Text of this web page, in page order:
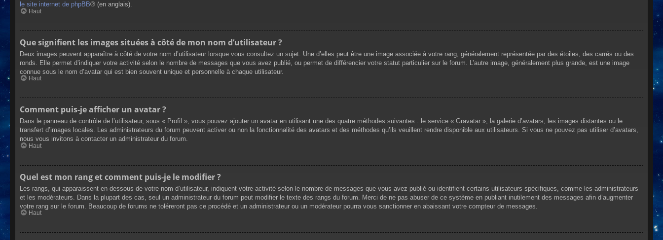
le site internet de phpBB® (en anglais).
Haut
Que signifient les images situées à côté de mon nom d’utilisateur ?
Deux images peuvent apparaître à côté de votre nom d’utilisateur lorsque vous consultez un sujet. Une d’elles peut être une image associée à votre rang, généralement représentée par des étoiles, des carrés ou des
ronds. Elle permet d’indiquer votre activité selon le nombre de messages que vous avez publié, ou permet de différencier votre statut particulier sur le forum. L’autre image, généralement plus grande, est une image
connue sous le nom d’avatar qui est bien souvent unique et personnelle à chaque utilisateur.
Haut
Comment puis-je afficher un avatar ?
Dans le panneau de contrôle de l’utilisateur, sous « Profil », vous pouvez ajouter un avatar en utilisant une des quatre méthodes suivantes : le service « Gravatar », la galerie d’avatars, les images distantes ou le
transfert d’images locales. Les administrateurs du forum peuvent activer ou non la fonctionnalité des avatars et des méthodes qu’ils veuillent rendre disponible aux utilisateurs. Si vous ne pouvez pas utiliser d’avatars,
nous vous invitons à contacter un administrateur du forum.
Haut
Quel est mon rang et comment puis-je le modifier ?
Les rangs, qui apparaissent en dessous de votre nom d’utilisateur, indiquent votre activité selon le nombre de messages que vous avez publié ou identifient certains utilisateurs spécifiques, comme les administrateurs
et les modérateurs. Dans la plupart des cas, seul un administrateur du forum peut modifier le texte des rangs du forum. Merci de ne pas abuser de ce système en publiant inutilement des messages afin d’augmenter
votre rang sur le forum. Beaucoup de forums ne toléreront pas ce procédé et un administrateur ou un modérateur pourra vous sanctionner en abaissant votre compteur de messages.
Haut